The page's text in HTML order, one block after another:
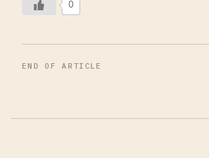
0
END OF ARTICLE